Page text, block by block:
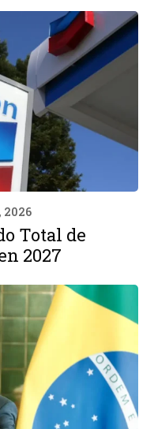
2026
Total de
2027